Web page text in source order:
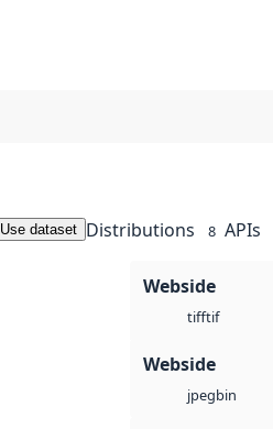
Use dataset Distributions 8 APIs
Webside
tifftif
Webside
jpegbin